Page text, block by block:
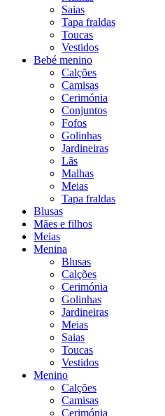
Saias
Tapa fraldas
Toucas
Vestidos
Bebé menino
Calções
Camisas
Cerimónia
Conjuntos
Fofos
Golinhas
Jardineiras
Lãs
Malhas
Meias
Tapa fraldas
Blusas
Mães e filhos
Meias
Menina
Blusas
Calções
Cerimónia
Golinhas
Jardineiras
Meias
Saias
Toucas
Vestidos
Menino
Calções
Camisas
Cerimónia